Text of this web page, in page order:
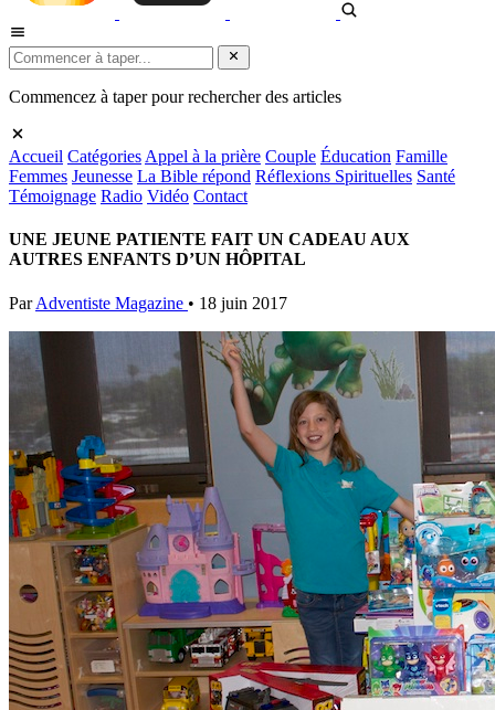
Commencez à taper pour rechercher des articles
Accueil Catégories Appel à la prière Couple Éducation Famille
Femmes Jeunesse La Bible répond Réflexions Spirituelles Santé
Témoignage Radio Vidéo Contact
UNE JEUNE PATIENTE FAIT UN CADEAU AUX
AUTRES ENFANTS D’UN HÔPITAL
Par Adventiste Magazine • 18 juin 2017